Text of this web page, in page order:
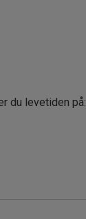
du levetiden på: